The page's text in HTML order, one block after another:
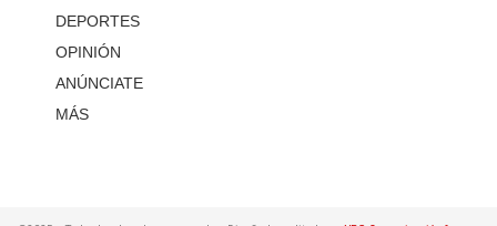
DEPORTES
OPINIÓN
ANÚNCIATE
MÁS